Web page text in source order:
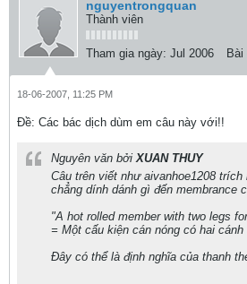
nguyentrongquan
Thành viên
Tham gia ngày: Jul 2006
18-06-2007, 11:25 PM
Ðề: Các bác dịch dùm em câu này với!!
Nguyên văn bởiXUAN THUY
Câu trên viết như aivanhoe1208
chẳng dính dánh gì đến membrance
"A hot rolled member with two legs
= Một cấu kiện cán nóng có hai cánh
Đây có thể là định nghĩa của thanh